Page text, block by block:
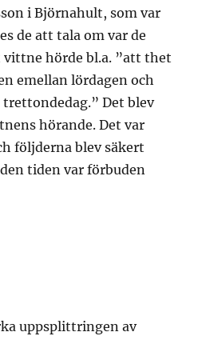
i Björnahult, som var
de att tala om var de
hörde bl.a. ”att thet
emellan lördagen och
Det blev
hörande. Det var
följderna blev säkert
tiden var förbuden
uppsplittringen av